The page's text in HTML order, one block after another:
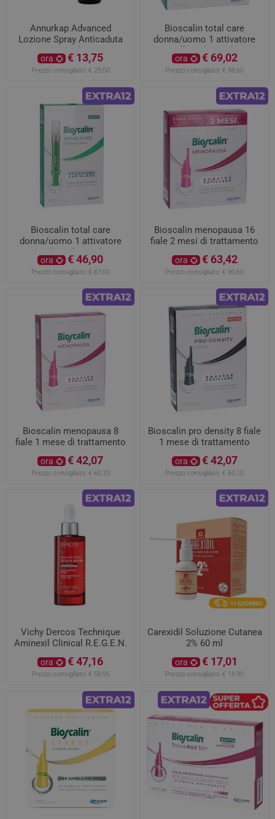
Annurkap Advanced
Lozione Spray Anticaduta
60ml
ora € 13,75
Prezzo consigliato: € 25,00
Bioscalin total care
donna/uomo 1 attivatore
capillare da 20ml 12
settimane di trattamento
ora € 69,02
Prezzo consigliato: € 98,60
Bioscalin total care
donna/uomo 1 attivatore
capillare da 10ml 6
settimane di trattamento
ora € 46,90
Prezzo consigliato: € 67,00
Bioscalin menopausa 16
fiale 2 mesi di trattamento
ora € 63,42
Prezzo consigliato: € 90,60
Bioscalin menopausa 8
fiale 1 mese di trattamento
ora € 42,07
Prezzo consigliato: € 60,10
Bioscalin pro density 8 fiale
1 mese di trattamento
ora € 42,07
Prezzo consigliato: € 60,10
Vichy Dercos Technique
Aminexil Clinical R.E.G.E.N.
Capillare 90ml
ora € 47,16
Prezzo consigliato: € 58,95
Carexidil Soluzione Cutanea
2% 60 ml
ora € 17,01
Prezzo consigliato: € 18,90